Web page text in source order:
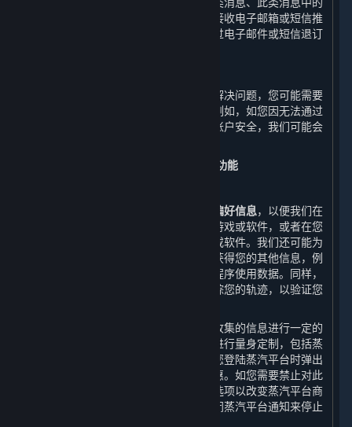
哪些链接被打开等相关信息。如您拒绝接收电子邮箱或短信推
送的商业信息，您可以随时在平台、通过电子邮件或短信退订
在您接受客户支持服务时，为了帮助您解决问题，您可能需要
提供本政策中未明确提及的其他信息，例如，如您因无法通过
密码成功登录账户而投诉，为确保您的账户安全，我们可能会
（二） 改进我们的内容和服务所必需的功能
订单信息、浏览信息和偏好信息，以便我们在
您启动平台时向您展示您可能感兴趣的游戏或软件，或者在您
搜索时向您展示您可能希望找到的游戏或软件。我们还可能为
了改进内容和服务的质量的合理需要而获得您的其他信息，例
如通过自动电子交互收集的数据和应用程序使用数据。同样，
我们也将通过我们的网站和应用程序跟踪您的轨迹，以验证您
为了改善您的用户体验，我们可能会对收集的信息进行一定的
处理，以便我们能够根据您的个性需求进行量身定制，包括蒸
汽平台商店页面显示的内容和服务以及您登陆蒸汽平台时弹出
的内容和服务的更新、相关的建议和优惠。如您需要禁止对此
类信息的处理，您可以通过设置特定筛选项以改变蒸汽平台商
店页面显示的内容和服务，或者通过关闭蒸汽平台通知来停止